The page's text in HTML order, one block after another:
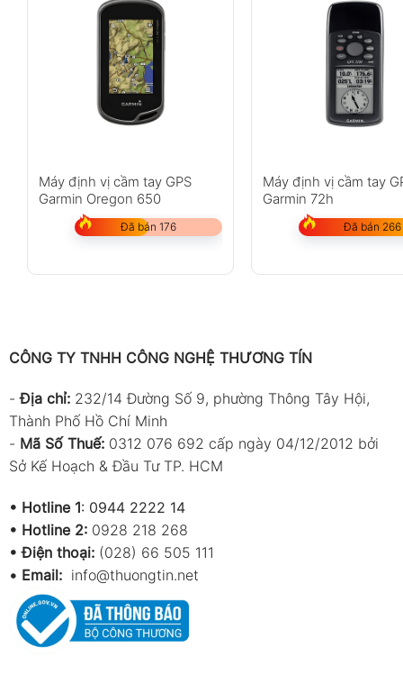
Máy định vị cầm tay GPS
Garmin Oregon 650
Đã bán 176
Máy định vị cầm tay
Garmin 72h
Đã bán 266
CÔNG TY TNHH CÔNG NGHỆ THƯƠNG TÍN
-Địa chỉ: 232/14 Đường Số 9, phường Thông Tây Hội,
Thành Phố Hồ Chí Minh
- Mã Số Thuế: 0312 076 692 cấp ngày 04/12/2012 bởi
Sở Kế Hoạch & Đầu Tư TP. HCM
• Hotline 1: 0944 2222 14
• Hotline 2: 0928 218 268
• Điện thoại: (028) 66 505 111
• Email: info@thuongtin.net